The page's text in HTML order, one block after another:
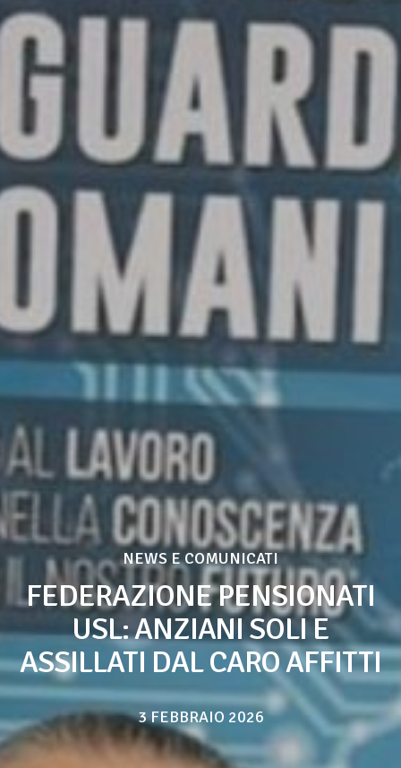
NEWS E COMUNICATI
FEDERAZIONE PENSIONATI
USL: ANZIANI SOLI E
ASSILLATI DAL CARO AFFITTI
3 FEBBRAIO 2026